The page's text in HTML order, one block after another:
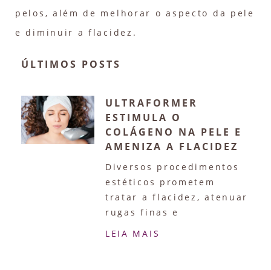
pelos, além de melhorar o aspecto da pele
e diminuir a flacidez.
ÚLTIMOS POSTS
ULTRAFORMER
ESTIMULA O
COLÁGENO NA PELE E
AMENIZA A FLACIDEZ
Diversos procedimentos
estéticos prometem
tratar a flacidez, atenuar
rugas finas e
LEIA MAIS